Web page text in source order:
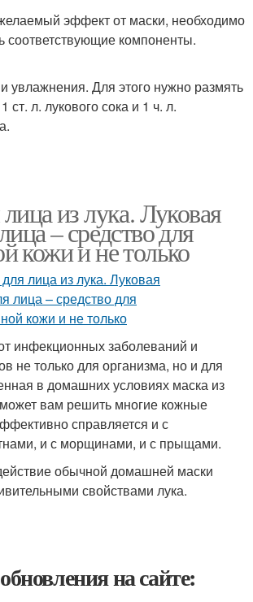
эффект от маски, необходимо
соответствующие компоненты.
увлажнения. Для этого нужно размять
ст. л. лукового сока и 1 ч. л.
из лука. Луковая
– средство для
кожи и не только
инфекционных заболеваний и
не только для организма, но и для
в домашних условиях маска из
вам решить многие кожные
справляется и с
и с морщинами, и с прыщами.
обычной домашней маски
свойствами лука.
на сайте: